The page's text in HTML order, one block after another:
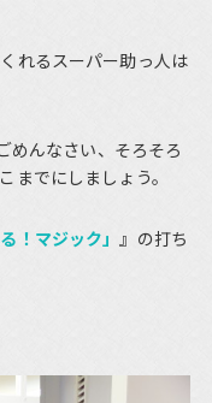
れるスーパー助っ人は
めんなさい、そろそろ
までにしましょう。
！マジック」』の打ち